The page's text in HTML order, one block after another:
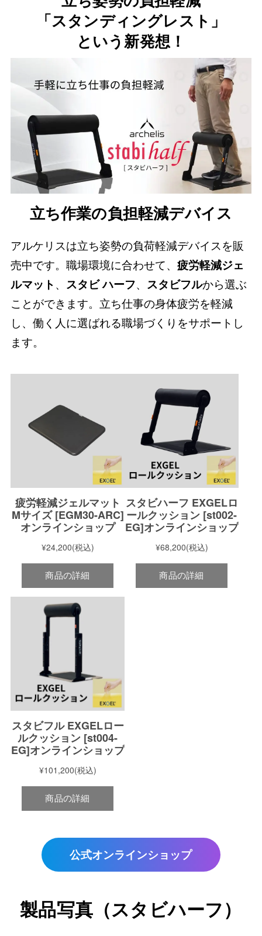
「スタンディングレスト」
という新発想！
立ち作業の負担軽減デバイス
アルケリスは立ち姿勢の負荷軽減デバイスを販
売中です。職場環境に合わせて、 疲労軽減ジェ
ルマット 、 スタビ ハーフ、 スタビフルから選ぶ
ことができます。立ち仕事の身体疲労を軽減
し、働く人に選ばれる職場づくりをサポートし
ます。
公式オンラインショップ
製品写真 （スタビハーフ）